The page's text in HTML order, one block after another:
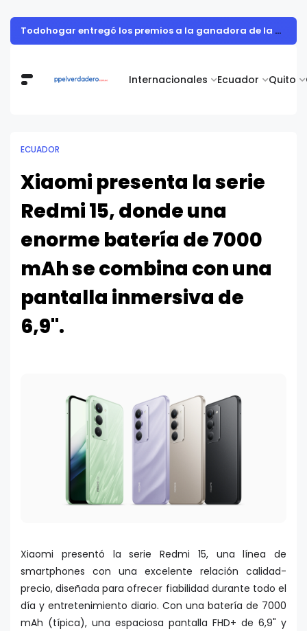
Internacionales Ecuador Quito
Todohogar entregó los premios a la ganadora de la campaña “Puertatlón Futbolero”
ECUADOR
Xiaomi presenta la serie
Redmi 15, donde una
enorme batería de 7000
mAh se combina con una
pantalla inmersiva de
6,9".
Xiaomi presentó la serie Redmi 15, una línea de
smartphones con una excelente relación calidad-
precio, diseñada para ofrecer fiabilidad durante todo el
día y entretenimiento diario. Con una batería de 7000
mAh (típica), una espaciosa pantalla FHD+ de 6,9" y